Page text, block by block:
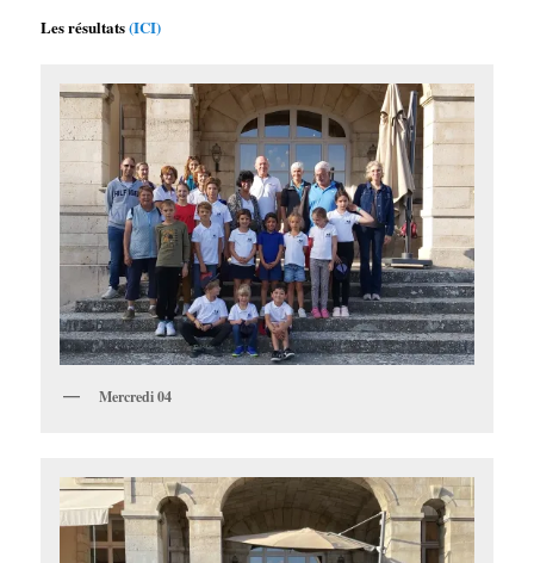
Les résultats(ICI)
Mercredi 04